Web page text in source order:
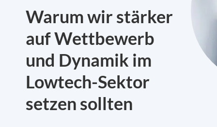
Warum wir stärker
auf Wettbewerb
und Dynamik im
Lowtech-Sektor
setzen sollten